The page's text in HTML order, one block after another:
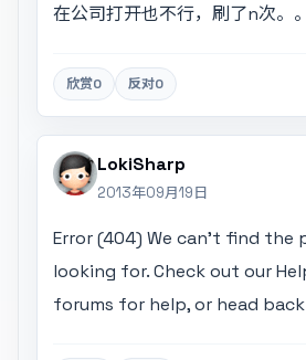
在公司打开也不行，刷了n次。。
欣赏0 反对0
LokiSharp
2013年09月19日
Error (404) We can't find the
looking for. Check out our
forums for help, or head